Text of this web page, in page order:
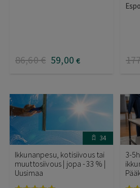
86,60€ 59,00 €
34
Ikkunanpesu, kotisiivous tai
muuttosiivous | jopa -33 % |
Uusimaa
3-